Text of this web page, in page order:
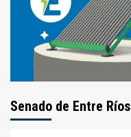
Senado de Entre Ríos